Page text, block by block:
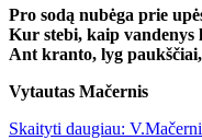
Pro sodą nubėga prie
Kur stebi, kaip vandenys
Ant kranto, lyg
Vytautas Mačernis
Skaityti daugiau: